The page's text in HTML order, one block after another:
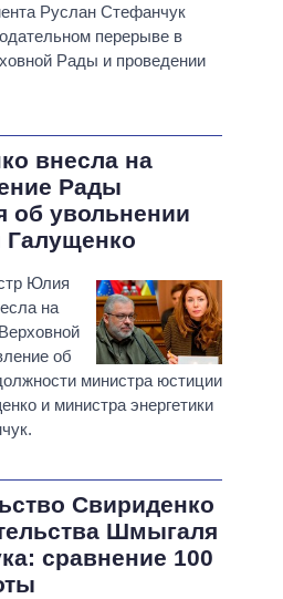
Руслан Стефанчук
перерыве в
Рады и проведении
внесла на
Рады
об увольнении
Галущенко
Юлия
на
об
министра юстиции
и министра энергетики
Свириденко
Шмыгаля
сравнение 100